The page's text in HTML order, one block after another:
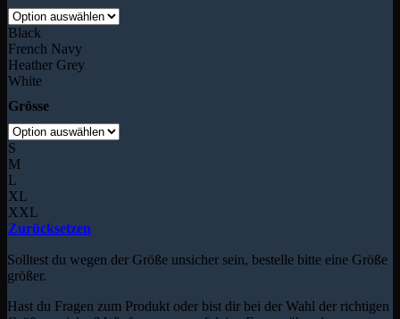
Black
French Navy
Heather Grey
White
Grösse
S
M
L
XL
XXL
Zurücksetzen
Solltest du wegen der Größe unsicher sein, bestelle bitte eine Größe
größer.
Hast du Fragen zum Produkt oder bist dir bei der Wahl der richtigen